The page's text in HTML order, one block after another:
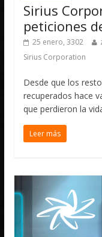
Sirius
peticiones
25 enero, 3302
Sirius Corporation
Desde que los
recuperados hace
que perdieron la
Leer más